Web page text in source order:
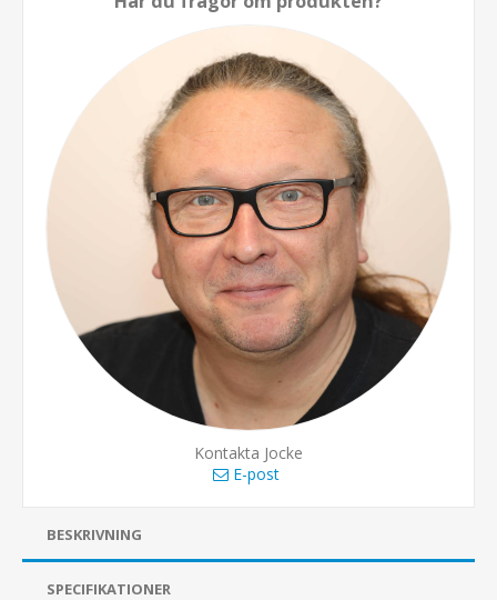
Kontakta Jocke
E-post
BESKRIVNING
SPECIFIKATIONER